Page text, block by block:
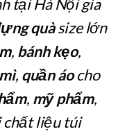
tại Hà Nội gia
quàsize lớn
, bánh kẹo,
, quần áocho
, mỹ phẩm,
chất liệu túi